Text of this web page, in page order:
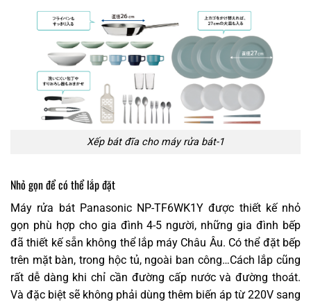
Xếp bát đĩa cho máy rửa bát-1
Nhỏ gọn để có thể lắp đặt
Máy rửa bát Panasonic NP-TF6WK1Y được thiết kế nhỏ
gọn phù hợp cho gia đình 4-5 người, những gia đình bếp
đã thiết kế sẵn không thể lắp máy Châu Âu. Có thể đặt bếp
trên mặt bàn, trong hộc tủ, ngoài ban công…Cách lắp cũng
rất dễ dàng khi chỉ cần đường cấp nước và đường thoát.
Và đặc biệt sẽ không phải dùng thêm biến áp từ 220V sang